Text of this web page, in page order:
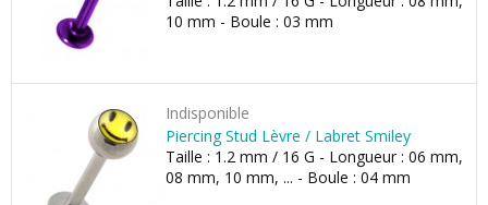
10 mm - Boule : 03 mm
Indisponible
Piercing Stud Lèvre / Labret Smiley
Taille : 1.2 mm / 16 G - Longueur : 06 mm,
08 mm, 10 mm, ... - Boule : 04 mm